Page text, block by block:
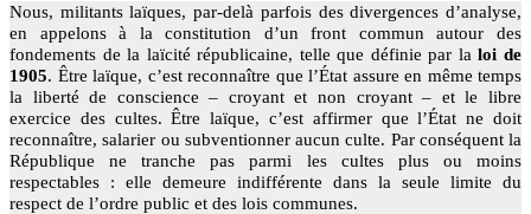
Nous, militants laïques, par-delà parfois des divergences d’analyse,
en appelons à la constitution d’un front commun autour des
fondements de la laïcité républicaine, telle que définie par laloi de
1905. Être laïque, c’est reconnaître que l’État assure en même temps
la liberté de conscience – croyant et non croyant – et le libre
exercice des cultes. Être laïque, c’est affirmer que l’État ne doit
reconnaître, salarier ou subventionner aucun culte. Par conséquent la
République ne tranche pas parmi les cultes plus ou moins
respectables : elle demeure indifférente dans la seule limite du
respect de l’ordre public et des lois communes.